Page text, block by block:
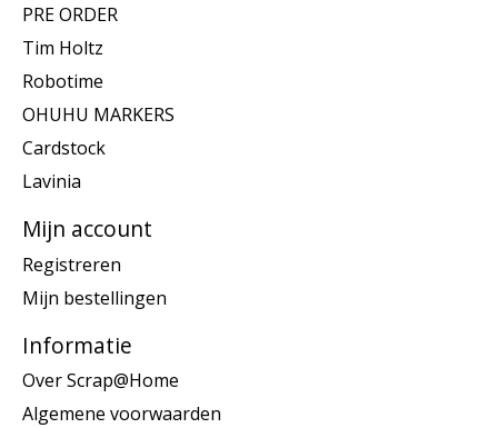
PRE ORDER
Tim Holtz
Robotime
OHUHU MARKERS
Cardstock
Lavinia
Mijn account
Registreren
Mijn bestellingen
Informatie
Over Scrap@Home
Algemene voorwaarden